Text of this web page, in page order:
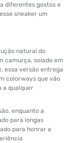
diferentes gostos e
sneaker um
natural do
camurça, solado em
essa versão entrega
colorways que vão
a qualquer
enquanto a
para longas
para honrar a